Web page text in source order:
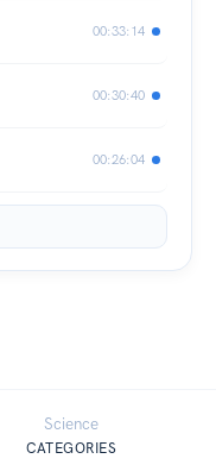
00:33:14
00:30:40
00:26:04
Science
CATEGORIES